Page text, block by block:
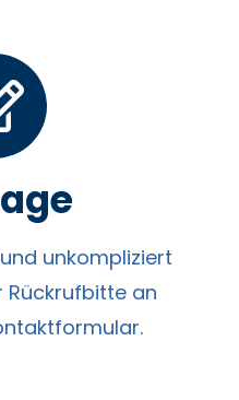
unkompliziert
Rückrufbitte an